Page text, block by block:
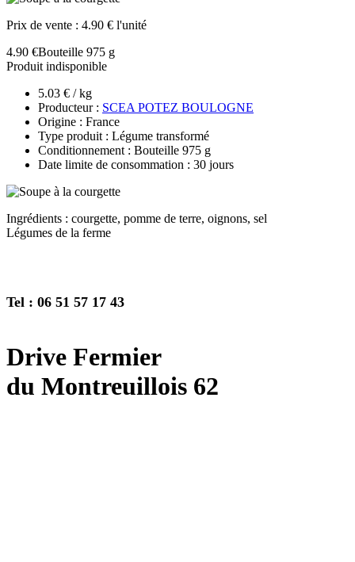
Prix de vente : 4.90 € l'unité
4.90 €Bouteille 975 g
Produit indisponible
5.03 € / kg
Producteur : SCEA POTEZ BOULOGNE
Origine : France
Type produit : Légume transformé
Conditionnement : Bouteille 975 g
Date limite de consommation : 30 jours
Ingrédients : courgette, pomme de terre, oignons, sel
Légumes de la ferme
Tel : 06 51 57 17 43
Drive Fermier
du Montreuillois 62